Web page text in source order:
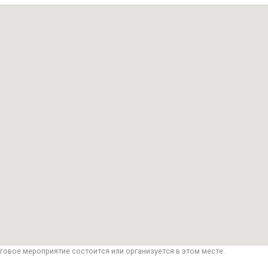
мероприятие состоится или организуется в этом месте.